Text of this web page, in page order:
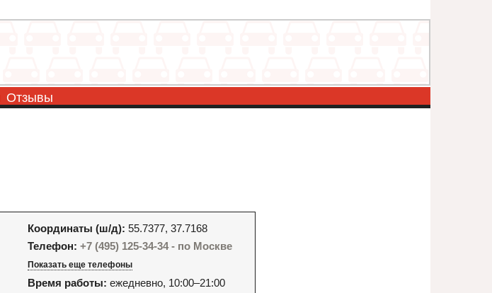
Отзывы
Координаты (ш/д): 55.7377, 37.7168
Телефон: +7 (495) 125-34-34 - по Москве
Показать еще телефоны
Время работы: ежедневно, 10:00–21:00